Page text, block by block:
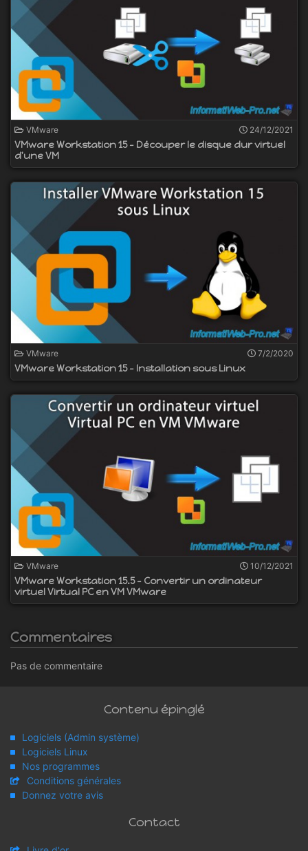
VMware 24/12/2021
VMware Workstation 15 - Découper le disque dur virtuel
d'une VM
VMware 7/2/2020
VMware Workstation 15 - Installation sous Linux
VMware 10/12/2021
VMware Workstation 15.5 - Convertir un ordinateur
virtuel Virtual PC en VM VMware
Commentaires
Pas de commentaire
Contenu épinglé
Logiciels (Admin système)
Logiciels Linux
Nos programmes
Conditions générales
Donnez votre avis
Contact